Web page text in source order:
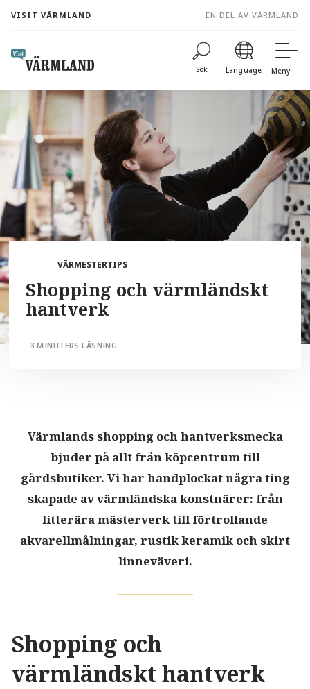
content
VISIT VÄRMLAND EN DEL AV VÄRMLAND
Sök Language Meny
VÄRMESTERTIPS
Shopping och värmländskt
hantverk
3 MINUTERS LÄSNING
Värmlands shopping och hantverksmecka
bjuder på allt från köpcentrum till
gårdsbutiker. Vi har handplockat några ting
skapade av värmländska konstnärer: från
litterära mästerverk till förtrollande
akvarellmålningar, rustik keramik och skirt
linneväveri.
Shopping och
värmländskt hantverk